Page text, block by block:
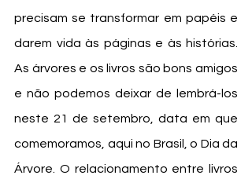
precisam se transformar em papéis e
darem vida às páginas e às histórias.
As árvores e os livros são bons amigos
e não podemos deixar de lembrá-los
neste 21 de setembro, data em que
comemoramos, aqui no Brasil, o Dia da
Árvore. O relacionamento entre livros